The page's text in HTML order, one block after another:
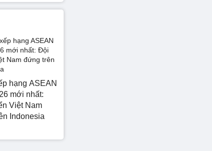
hạng ASEAN
mới nhất:
Việt Nam
Indonesia